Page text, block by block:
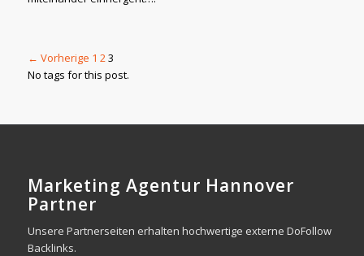
← Vorherige 1 23
No tags for this post.
Marketing Agentur Hannover
Partner
Unsere Partnerseiten erhalten hochwertige externe DoFollow
Backlinks.